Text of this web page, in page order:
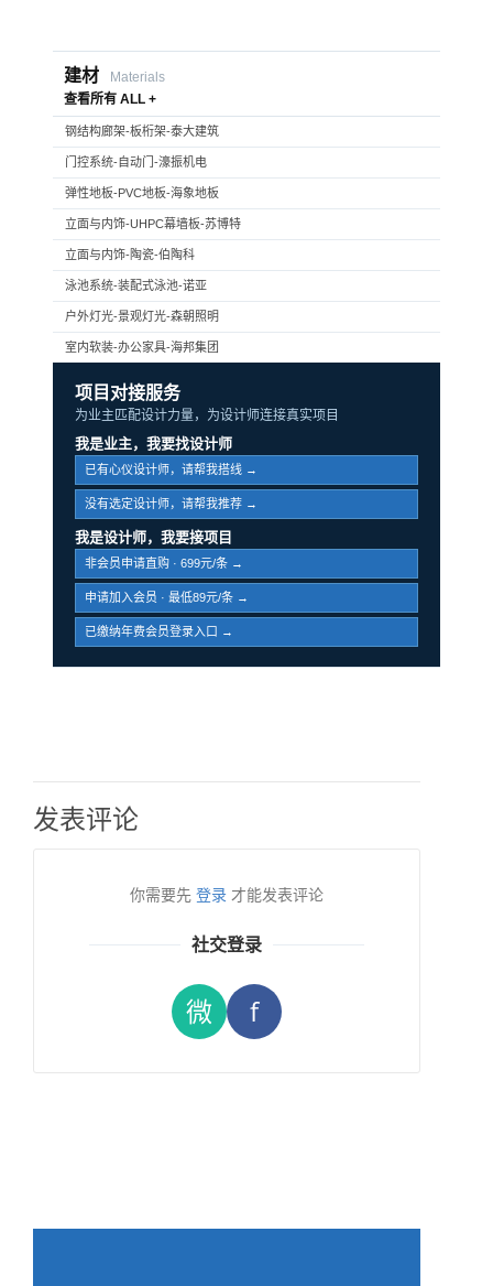
建材
Materials
查看所有 ALL +
钢结构廊架-板桁架-泰大建筑
门控系统-自动门-濠振机电
弹性地板-PVC地板-海象地板
立面与内饰-UHPC幕墙板-苏博特
立面与内饰-陶瓷-伯陶科
泳池系统-装配式泳池-诺亚
户外灯光-景观灯光-森朝照明
室内软装-办公家具-海邦集团
项目对接服务
为业主匹配设计力量，为设计师连接真实项目
我是业主，我要找设计师
已有心仪设计师，请帮我搭线 →
没有选定设计师，请帮我推荐 →
我是设计师，我要接项目
非会员申请直购 · 699元/条 →
申请加入会员 · 最低89元/条 →
已缴纳年费会员登录入口 →
发表评论
你需要先 登录 才能发表评论
社交登录
微 f